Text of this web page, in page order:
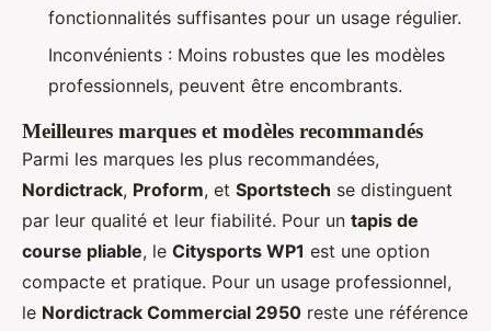
fonctionnalités suffisantes pour un usage régulier.
Inconvénients : Moins robustes que les modèles
professionnels, peuvent être encombrants.
Meilleures marques et modèles recommandés
Parmi les marques les plus recommandées,
Nordictrack, Proform, et Sportstech se distinguent
par leur qualité et leur fiabilité. Pour un tapis de
course pliable, le Citysports WP1 est une option
compacte et pratique. Pour un usage professionnel,
le Nordictrack Commercial 2950 reste une référence